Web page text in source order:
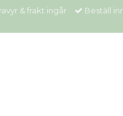
& frakt ingår
Beställ